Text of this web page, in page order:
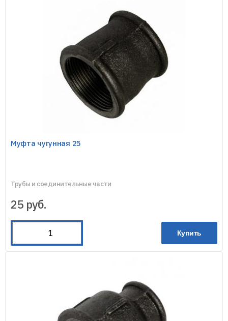
Муфта чугунная 25
Трубы и соединительные части
25 руб.
Купить